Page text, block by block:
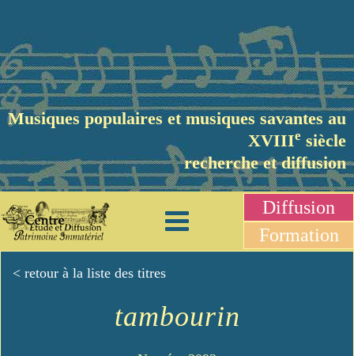
Musiques populaires et musiques savantes au
XVIIIe siècle
recherche et diffusion
Diffusion
Formation
< retour à la liste des titres
tambourin